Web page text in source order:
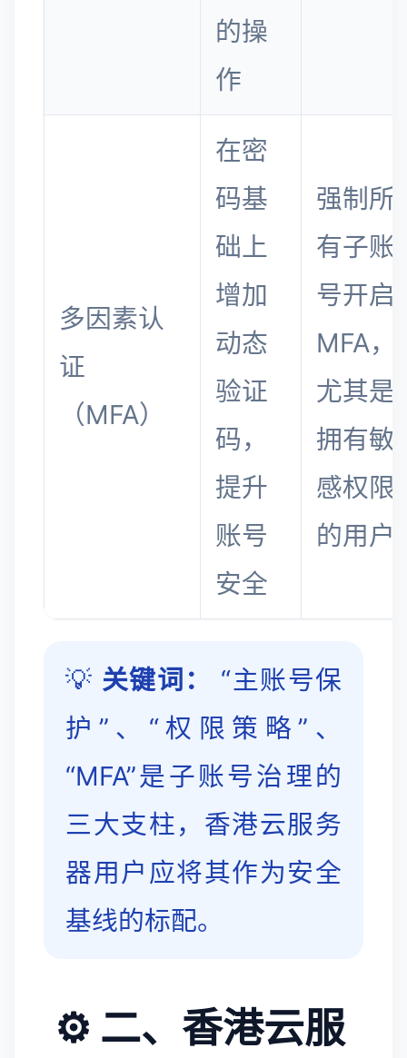
的操
作
多因素认
证
（MFA）
在密
码基
础上
增加
动态
验证
码，
提升
账号
安全
强制所
有子账
号开启
MFA，
尤其是
拥有敏
感权限
的用户
💡 关键词：
“主账号保
护”、“权限策略”、
“MFA”是子账号治理的
三大支柱，香港云服务
器用户应将其作为安全
基线的标配。
⚙️ 二、香港云服